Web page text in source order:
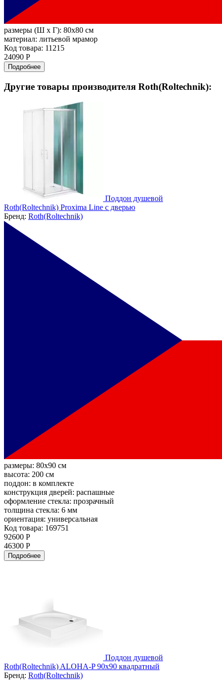
размеры (Ш х Г): 80x80 см
материал: литьевой мрамор
Код товара: 11215
24090 Р
Подробнее
Другие товары производителя Roth(Roltechnik):
Поддон душевой
Roth(Roltechnik) Proxima Line с дверью
Бренд: Roth(Roltechnik)
размеры: 80x90 см
высота: 200 см
поддон: в комплекте
конструкция дверей: распашные
оформление стекла: прозрачный
толщина стекла: 6 мм
ориентация: универсальная
Код товара: 169751
92600 Р
46300 Р
Подробнее
Поддон душевой
Roth(Roltechnik) ALOHA-P 90x90 квадратный
Бренд: Roth(Roltechnik)